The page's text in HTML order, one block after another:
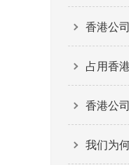
香港公
占用香
香港公
我们为